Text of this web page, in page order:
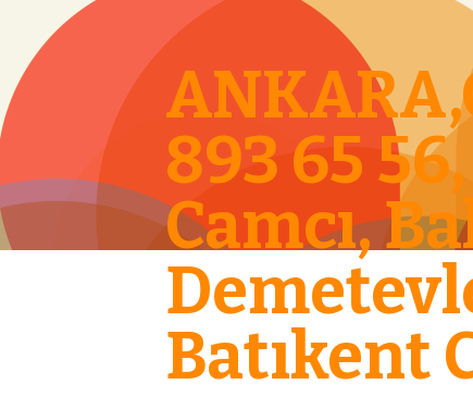
893 65
Camcı,
Batıkent